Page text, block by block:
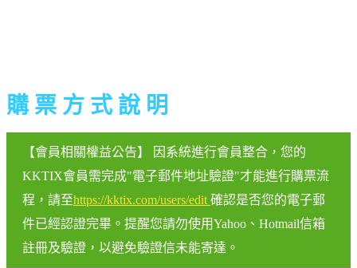
購 票 方 式 說 明
【會員相關權益公告】 因系統進行會員整合，您的
KKTIX會員需完成"電子郵件地址驗證"才能進行購票流
程，請至https://kktix.com/users/edit 確認是否您的電子郵
件已經認證完畢。提醒您請勿使用Yahoo、Hotmail信箱
註冊及驗證，以避免驗證信未能寄達。